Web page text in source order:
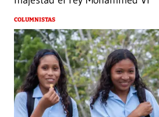
COLUMNISTAS